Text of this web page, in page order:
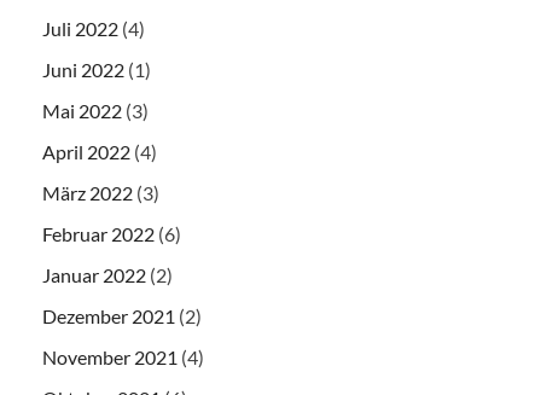
Juli 2022 (4)
Juni 2022 (1)
Mai 2022 (3)
April 2022 (4)
März 2022 (3)
Februar 2022 (6)
Januar 2022 (2)
Dezember 2021 (2)
November 2021 (4)